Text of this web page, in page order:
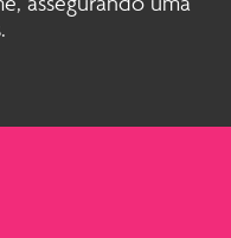
assegurando uma